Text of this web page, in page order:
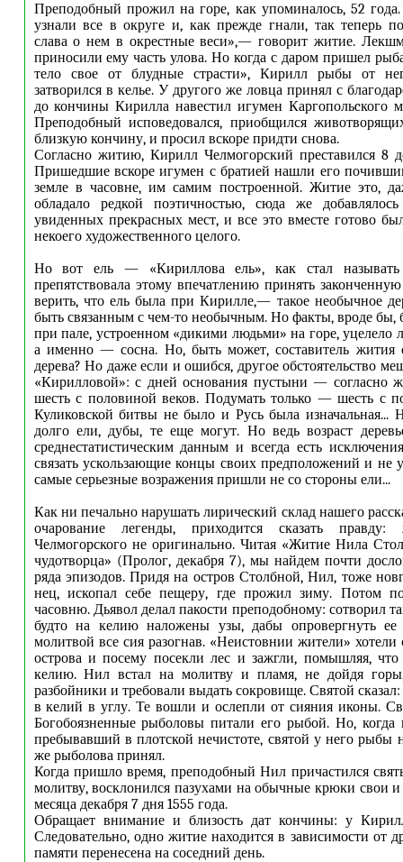
Преподобный прожил на горе, как упоминалось, 52 года.
узнали все в округе и, как прежде гнали, так теперь
слава о нем в окрестные веси»,— говорит житие.
приносили ему часть улова. Но когда с даром пришел
тело свое от блудные страсти», Кирилл рыбы от
затворился в келье. У другого же ловца принял с
до кончины Кирилла навестил игумен Каргопольcкого
Преподобный исповедовался, приобщился
близкую кончину, и просил вскоре придти снова.
Согласно житию, Кирилл Челмогорский преставился 8
Пришедшие вскоре игумен с братией нашли его
земле в часовне, им самим построенной. Житие это,
обладало редкой поэтичностью, сюда же
увиденных прекрасных мест, и все это вместе готово
некоего художественного целого.
Но вот ель — «Кириллова ель», как стал
препятствовала этому впечатлению принять
верить, что ель была при Кирилле,— такое необычное
быть связанным с чем-то необычным. Но факты, вроде бы,
при пале, устроенном «дикими людьми» на горе, уцелело
а именно — сосна. Но, быть может, составитель жития
дерева? Но даже если и ошибся, другое обстоятельство
«Кирилловой»: с дней основания пустыни —
шесть с половиной веков. Подумать только — шесть с
Куликовской битвы не было и Русь была изначальная...
долго ели, дубы, те еще могут. Но ведь возраст
среднестатистическим данным и всегда есть
связать ускользающие концы своих предположений и не
самые серьезные возражения пришли не со стороны ели...
Как ни печально нарушать лирический склад нашего
очарование легенды, приходится сказать
Челмогорского не оригинально. Читая «Житие Нила
чудотворца» (Пролог, декабря 7), мы найдем почти
ряда эпизодов. Придя на остров Столбной, Нил, тоже
нец, ископал себе пещеру, где прожил зиму. Потом
часовню. Дьявол делал пакости преподобному: сотворил
будто на келию наложены узы, дабы опровергнуть ее
молитвой все сия разогнав. «Неистовнии жители» хотели
острова и посему посекли лес и зажгли, помышляя,
келию. Нил встал на молитву и пламя, не дойдя
разбойники и требовали выдать сокровище. Святой
в келий в углу. Те вошли и ослепли от сияния иконы.
Богобоязненные рыболовы питали его рыбой. Но,
пребывавший в плотской нечистоте, святой у него рыбы
же рыболова принял.
Когда пришло время, преподобный Нил причастился
молитву, восклонился пазухами на обычные крюки свои и
месяца декабря 7 дня 1555 года.
Обращает внимание и близость дат кончины: у
Следовательно, одно житие находится в зависимости от
памяти перенесена на соседний день.